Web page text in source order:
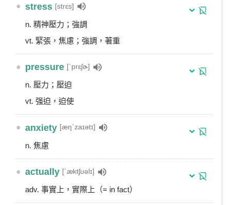
● stress [strɛs]
n. 精神壓力；強調
vt. 緊張，焦慮；強調，著重
● pressure [ˋprɛʃɚ]
n. 壓力；壓迫
vt. 强迫，迫使
● anxiety [æŋˋzaɪətɪ]
n. 焦慮
● actually [ˋæktʃʊəlɪ]
adv. 事實上，實際上（= in fact）